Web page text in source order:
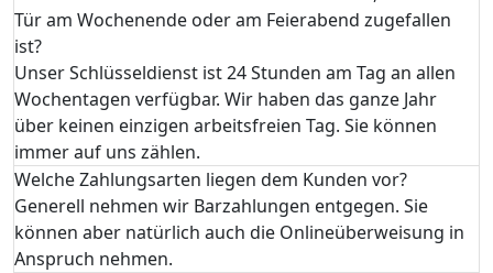
Tür am Wochenende oder am Feierabend zugefallen
ist?
Unser Schlüsseldienst ist 24 Stunden am Tag an allen
Wochentagen verfügbar. Wir haben das ganze Jahr
über keinen einzigen arbeitsfreien Tag. Sie können
immer auf uns zählen.
Welche Zahlungsarten liegen dem Kunden vor?
Generell nehmen wir Barzahlungen entgegen. Sie
können aber natürlich auch die Onlineüberweisung in
Anspruch nehmen.